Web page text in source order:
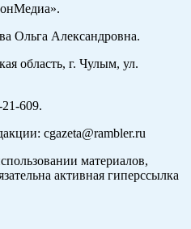
Ольга Александровна.
область, г. Чулым, ул.
609.
cgazeta@rambler.ru
материалов,
активная гиперссылка